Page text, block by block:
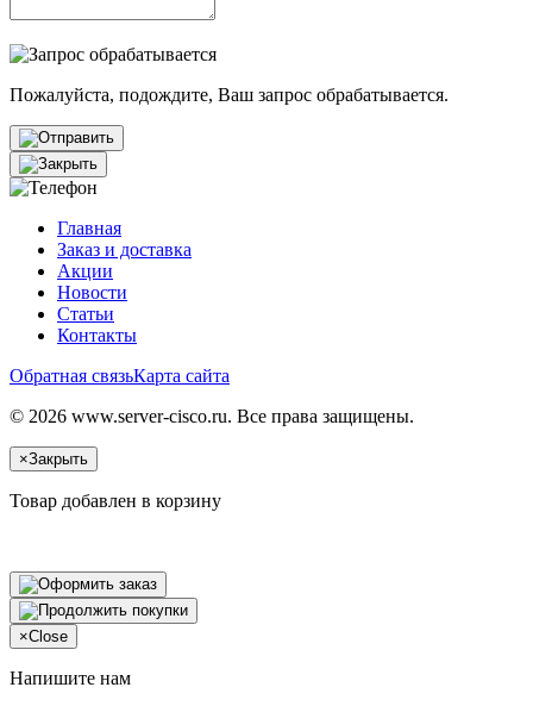
Пожалуйста, подождите, Ваш запрос обрабатывается.
Главная
Заказ и доставка
Акции
Новости
Статьи
Контакты
Обратная связьКарта сайта
© 2026 www.server-cisco.ru. Все права защищены.
×Закрыть
Товар добавлен в корзину
×Close
Напишите нам